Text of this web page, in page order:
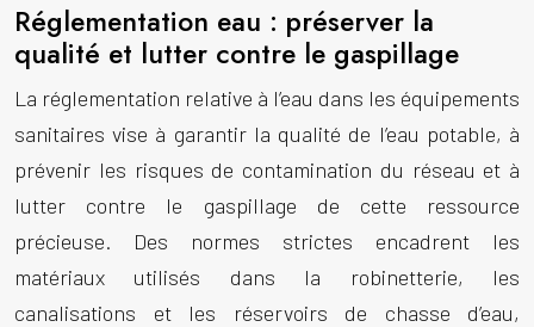
Réglementation eau : préserver la
qualité et lutter contre le gaspillage
La réglementation relative à l’eau dans les équipements
sanitaires vise à garantir la qualité de l’eau potable, à
prévenir les risques de contamination du réseau et à
lutter contre le gaspillage de cette ressource
précieuse. Des normes strictes encadrent les
matériaux utilisés dans la robinetterie, les
canalisations et les réservoirs de chasse d’eau,